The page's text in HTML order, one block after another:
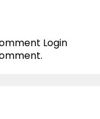
Login